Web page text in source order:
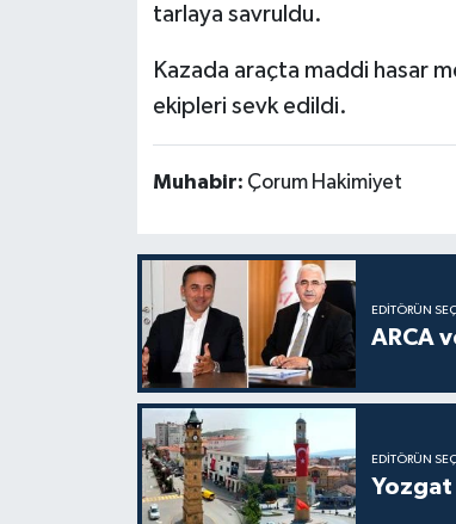
tarlaya savruldu.
Kazada araçta maddi hasar
ekipleri sevk edildi.
Muhabir: Çorum Hakimiyet
EDITÖRÜN
ARCA
EDITÖRÜN
Yozgat